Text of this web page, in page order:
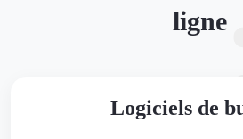
ligne
Logiciels de